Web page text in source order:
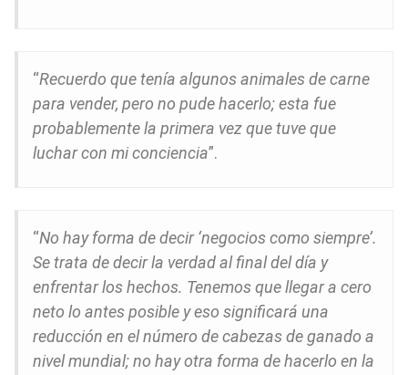
“Recuerdo que tenía algunos animales de carne
para vender, pero no pude hacerlo; esta fue
probablemente la primera vez que tuve que
luchar con mi conciencia”.
“No hay forma de decir ‘negocios como siempre’.
Se trata de decir la verdad al final del día y
enfrentar los hechos. Tenemos que llegar a cero
neto lo antes posible y eso significará una
reducción en el número de cabezas de ganado a
nivel mundial; no hay otra forma de hacerlo en la